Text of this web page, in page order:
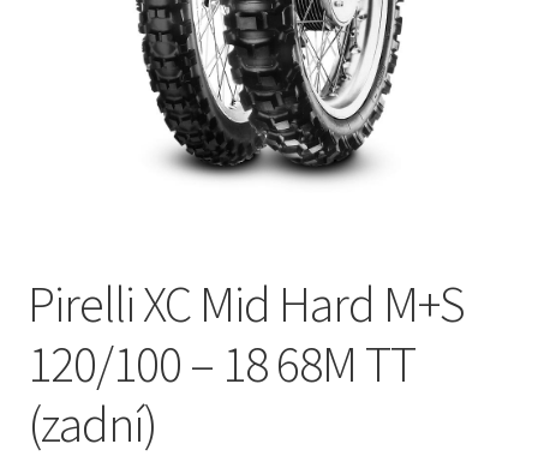
Pirelli XC Mid Hard M+S
120/100 – 18 68M TT
(zadní)